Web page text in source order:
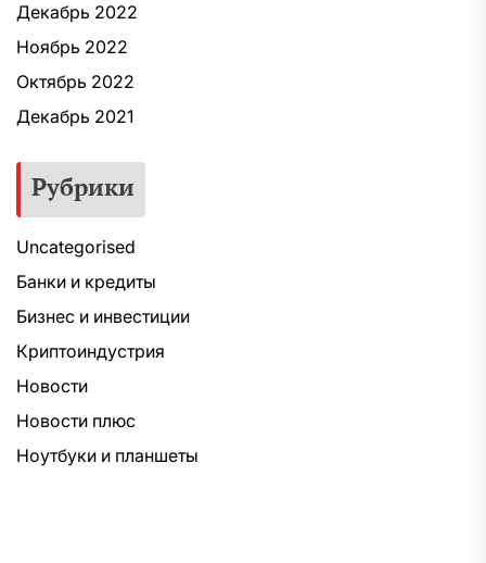
Декабрь 2022
Ноябрь 2022
Октябрь 2022
Декабрь 2021
Рубрики
Uncategorised
Банки и кредиты
Бизнес и инвестиции
Криптоиндустрия
Новости
Новости плюс
Ноутбуки и планшеты